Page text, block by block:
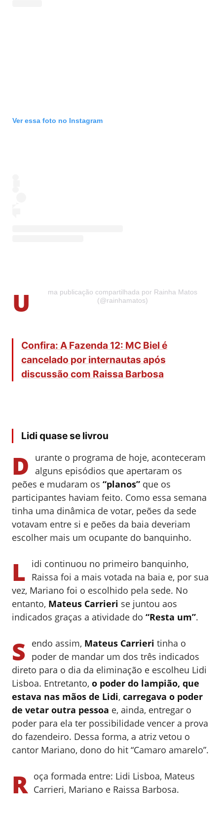
Ver essa foto no Instagram
U
ma publicação compartilhada por Rainha Matos
(@rainhamatos)
Confira: A Fazenda 12: MC Biel é
cancelado por internautas após
discussão com Raissa Barbosa
Lidi quase se livrou
D
urante o programa de hoje, aconteceram
alguns episódios que apertaram os
peões e mudaram os “planos” que os
participantes haviam feito. Como essa semana
tinha uma dinâmica de votar, peões da sede
votavam entre si e peões da baia deveriam
escolher mais um ocupante do banquinho.
L idi continuou no primeiro banquinho,
Raissa foi a mais votada na baia e, por sua
vez, Mariano foi o escolhido pela sede. No
entanto, Mateus Carrieri se juntou aos
indicados graças a atividade do “Resta um”.
S endo assim, Mateus Carrieri tinha o
poder de mandar um dos três indicados
direto para o dia da eliminação e escolheu Lidi
Lisboa. Entretanto, o poder do lampião, que
estava nas mãos de Lidi, carregava o poder
de vetar outra pessoa e, ainda, entregar o
poder para ela ter possibilidade vencer a prova
do fazendeiro. Dessa forma, a atriz vetou o
cantor Mariano, dono do hit “Camaro amarelo”.
R oça formada entre: Lidi Lisboa, Mateus
Carrieri, Mariano e Raissa Barbosa.